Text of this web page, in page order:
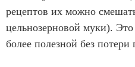
рецептов их можно
цельнозерновой муки).
более полезной без